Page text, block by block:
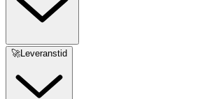
🚀Leveranstid